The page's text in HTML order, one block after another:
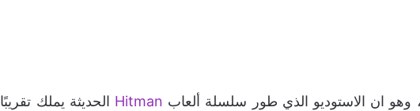
وهو ان الاستوديو الذي طور سلسلة ألعاب Hitman الحديثة يملك تقريبًا